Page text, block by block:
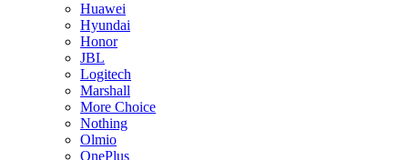
Huawei
Hyundai
Honor
JBL
Logitech
Marshall
More Choice
Nothing
Olmio
OnePlus